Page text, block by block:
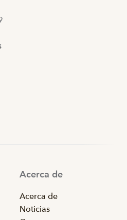
Acerca de
Acerca de
Noticias